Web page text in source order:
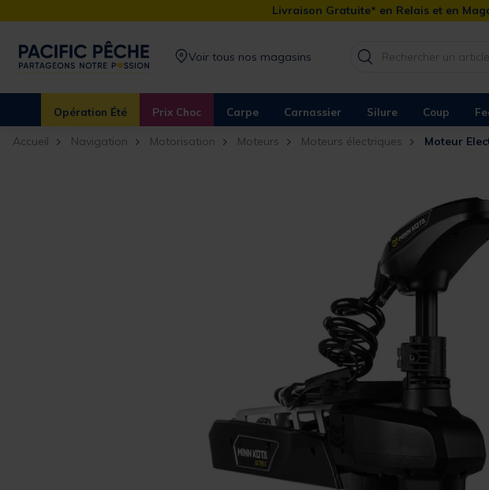
Livraison Gratuite* en Relais et en
Voir tous nos magasins
Opération Été Prix Choc Carpe Carnassier Silure Coup
Accueil Navigation Motorisation Moteurs Moteurs électriques Moteur